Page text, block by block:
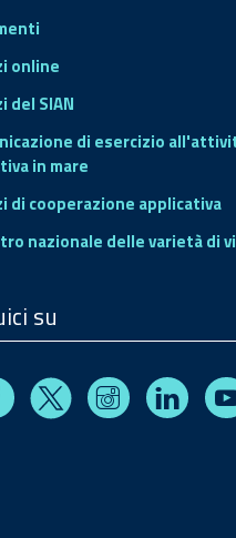
online
del SIAN
di esercizio
in mare
di cooperazione applicativa
nazionale delle varietà di
su
Facebook
X Instagram